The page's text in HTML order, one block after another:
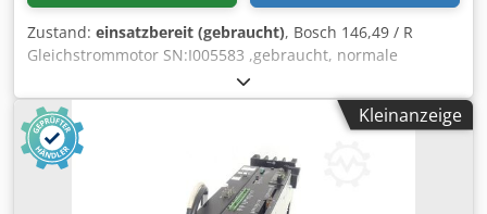
Zustand: einsatzbereit (gebraucht), Bosch 146,49 / R
Gleichstrommotor SN:I005583 ,gebraucht, normale
Gebrauchsspuren, 100% funktionsfähig, Lieferumfang
gem. Fotos Csdpfxji D E N Ne Apdorf
Kleinanzeige